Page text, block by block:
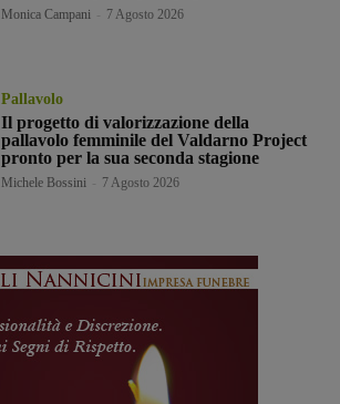
Monica Campani 7 Agosto 2026
Pallavolo
Il progetto di valorizzazione della
pallavolo femminile del Valdarno Project
pronto per la sua seconda stagione
Michele Bossini 7 Agosto 2026